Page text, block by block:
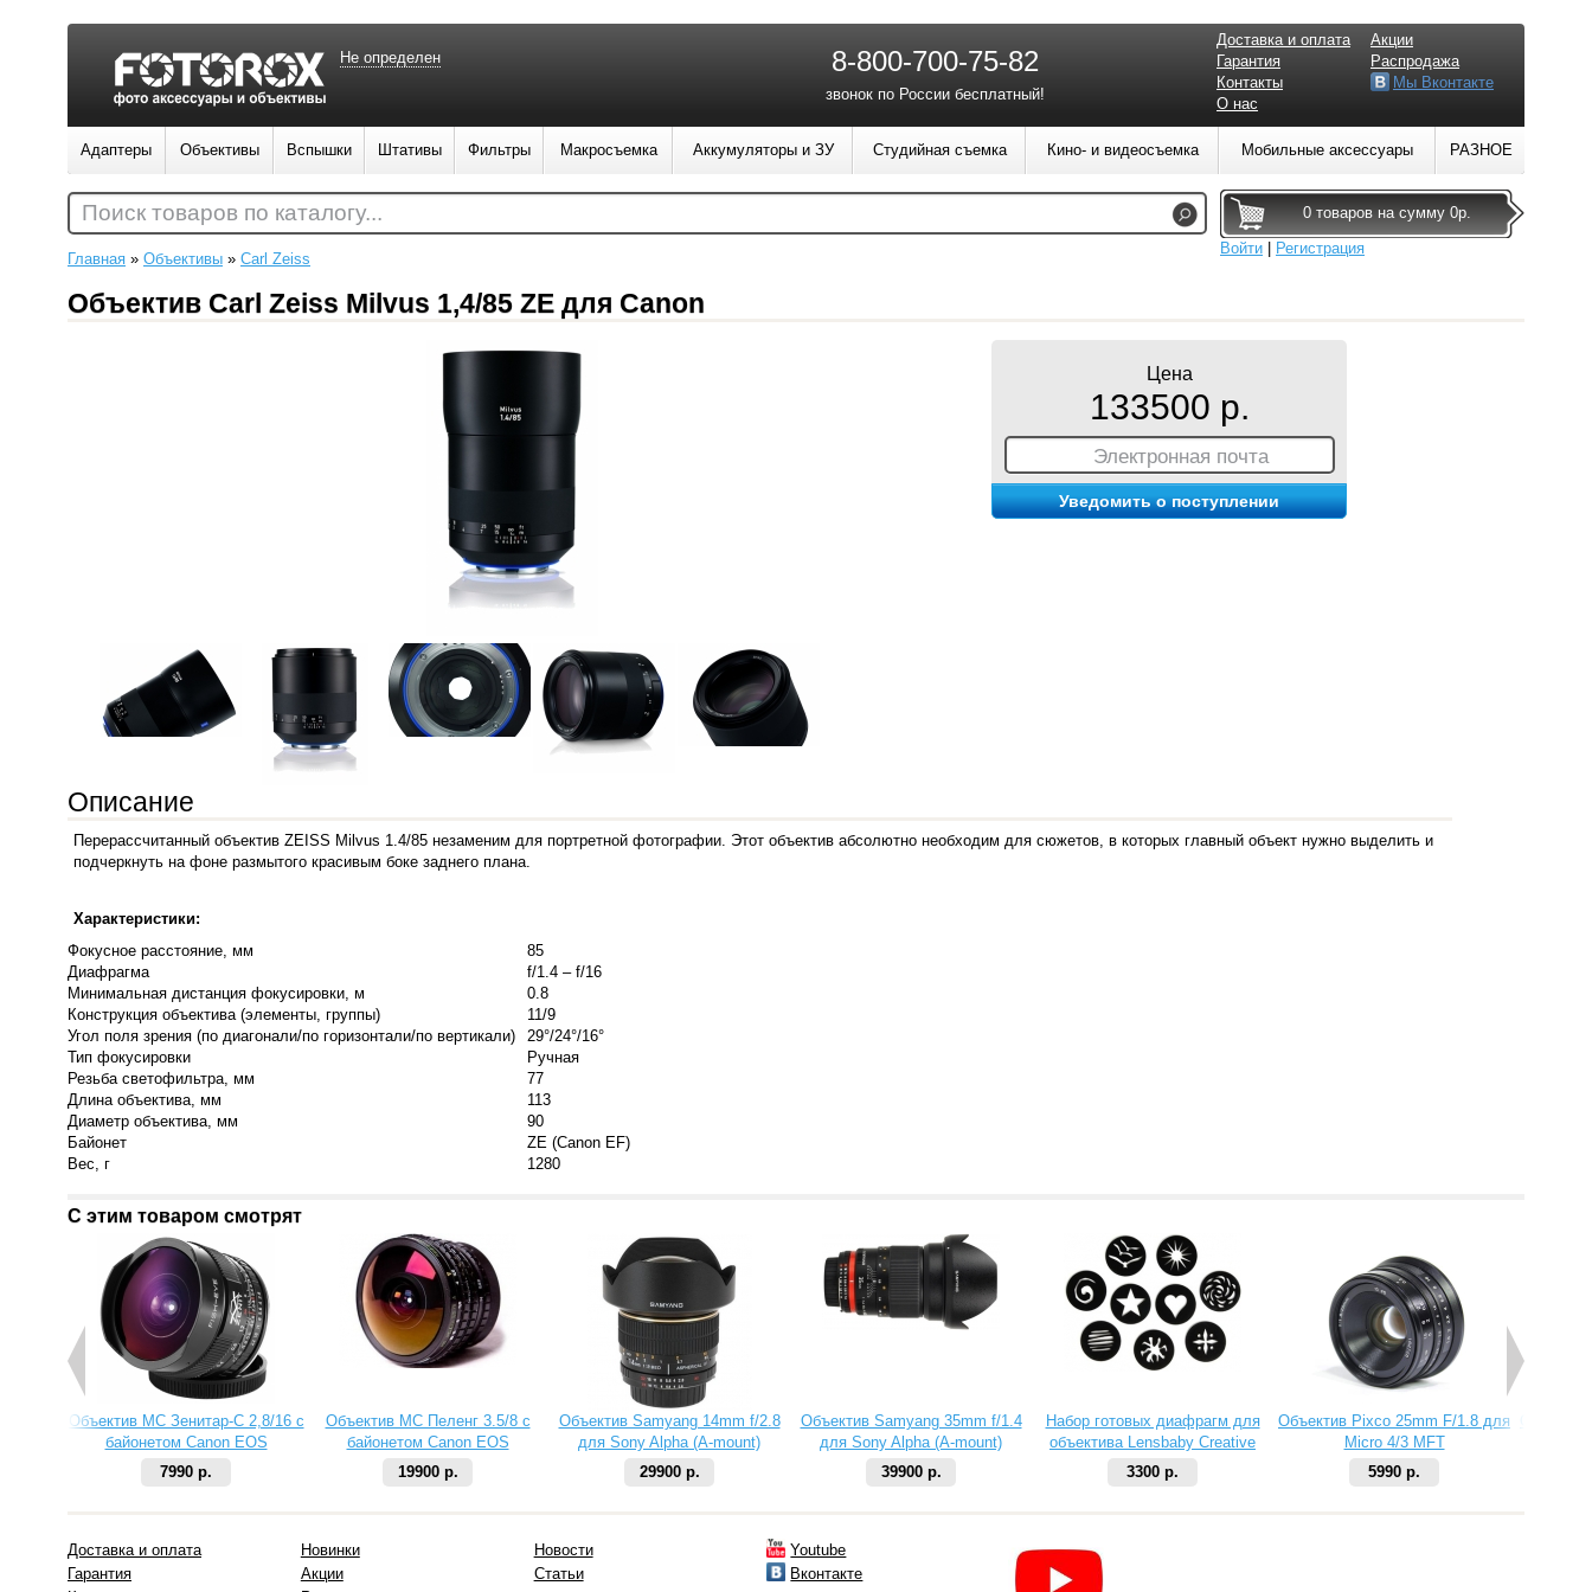
Главная » Объективы » Carl Zeiss
Объектив Carl Zeiss Milvus 1,4/85 ZE для Canon
Цена
133500 р.
Электронная почта
Описание
Перерассчитанный объектив ZEISS Milvus 1.4/85 незаменим для портретной фотографии. Этот объектив абсолютно необходим для сюжетов, в которых главный объект нужно выделить и
подчеркнуть на фоне размытого красивым боке заднего плана.
Характеристики:
Фокусное расстояние, мм
85
Диафрагма
f/1.4 – f/16
Минимальная дистанция фокусировки, м
0.8
Конструкция объектива (элементы, группы)
11/9
Угол поля зрения (по диагонали/по горизонтали/по вертикали)
29°/24°/16°
Тип фокусировки
Ручная
Резьба светофильтра, мм
77
Длина объектива, мм
113
Диаметр объектива, мм
90
Байонет
ZE (Canon EF)
Вес, г
1280
С этим товаром смотрят
Объектив МС Зенитар-C 2,8/16 с
байонетом Canon EOS
7990 р.
Объектив МС Пеленг 3.5/8 с
байонетом Canon EOS
19900 р.
Объектив Samyang 14mm f/2.8
для Sony Alpha (A-mount)
29900 р.
Объектив Samyang 35mm f/1.4
для Sony Alpha (A-mount)
39900 р.
Набор готовых диафрагм для
объектива Lensbaby Creative
Aperture Kit 2
3300 р.
Объектив Pixco 25mm F/1.8 для
Micro 4/3 MFT
5990 р.
Не определен 8-800-700-75-82
звонок по России бесплатный!
Доставка и оплата
Гарантия
Контакты
О нас
Акции
Распродажа
Мы Вконтакте
Адаптеры Объективы Вспышки Штативы Фильтры Макросъемка Аккумуляторы и ЗУ Студийная съемка Кино- и видеосъемка Мобильные аксессуары РАЗНОЕ
0 товаров на сумму 0р.
Войти
Регистрация
Поиск товаров по каталогу...
Доставка и оплата
Гарантия
Новинки
Акции
Новости
Статьи
Youtube
Вконтакте